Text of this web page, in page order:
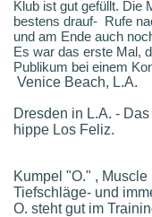
Klub ist gut gefüllt. Die
bestens drauf- Rufe
und am Ende auch
Es war das erste Mal,
Publikum bei einem
Venice Beach, L.A.
Dresden in L.A. -
hippe Los Feliz.
Kumpel "O." ,
Tiefschläge- und
O. steht gut im